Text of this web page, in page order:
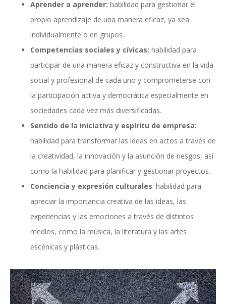
Aprender a aprender: habilidad para gestionar el
propio aprendizaje de una manera eficaz, ya sea
individualmente o en grupos.
Competencias sociales y cívicas: habilidad para
participar de una manera eficaz y constructiva en la vida
social y profesional de cada uno y comprometerse con
la participación activa y democrática especialmente en
sociedades cada vez más diversificadas.
Sentido de la iniciativa y espíritu de empresa:
habilidad para transformar las ideas en actos a través de
la creatividad, la innovación y la asunción de riesgos, así
como la habilidad para planificar y gestionar proyectos.
Conciencia y expresión culturales: habilidad para
apreciar la importancia creativa de las ideas, las
experiencias y las emociones a través de distintos
medios, como la música, la literatura y las artes
escénicas y plásticas.